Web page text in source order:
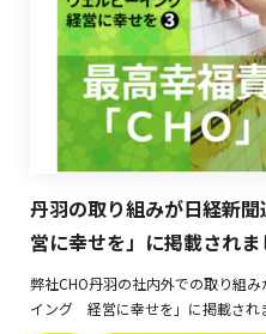
丹羽の取り組みが日経新
営に幸せを」に掲載されま
弊社CHO丹羽の社内外での取り組
イング 経営に幸せを」に掲載され